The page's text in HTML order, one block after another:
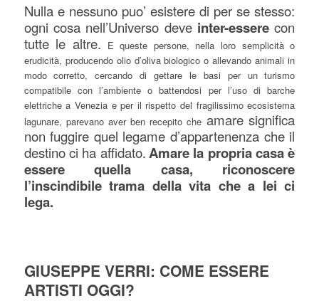
Nulla e nessuno puo’ esistere di per se stesso:
ogni cosa nell’Universo deveinter-essere con
tutte le altre. E queste persone, nella loro semplicità o
erudicità, producendo olio d’oliva biologico o allevando animali in
modo corretto, cercando di gettare le basi per un turismo
compatibile con l’ambiente o battendosi per l’uso di barche
elettriche a Venezia e per il rispetto del fragilissimo ecosistema
lagunare, parevano aver ben recepito che amare significa
non fuggire quel legame d’appartenenza che il
destino ci ha affidato.Amare la propria casa è
essere quella casa, riconoscere
l’inscindibile trama della vita che a lei ci
lega.
GIUSEPPE VERRI: COME ESSERE
ARTISTI OGGI?